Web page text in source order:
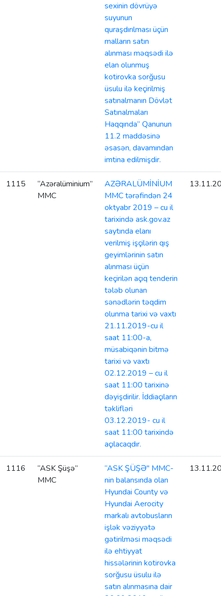
sexinin dövrüyə
suyunun
quraşdırılması üçün
malların satın
alınması məqsədi ilə
elan olunmuş
kotirovka sorğusu
üsulu ilə keçirilmiş
satınalmanın Dövlət
Satınalmaları
Haqqında” Qanunun
11.2 maddəsinə
əsasən, davamından
imtina edilmişdir.
1115
“Azəralüminium”
MMC
AZƏRALÜMİNİUM
MMC tərəfindən 24
oktyabr 2019 – cu il
tarixində ask.gov.az
saytında elanı
verilmiş işçilərin qış
geyimlərinin satın
alınması üçün
keçirilən açıq tenderin
tələb olunan
sənədlərin təqdim
olunma tarixi və vaxtı
21.11.2019-cu il
saat 11:00-a,
müsabiqənin bitmə
tarixi və vaxtı
02.12.2019 – cu il
saat 11:00 tarixinə
dəyişdirilir. İddiaçıların
təklifləri
03.12.2019- cu il
saat 11:00 tarixində
açılacaqdır.
1116
“ASK Şüşə”
MMC
“ASK ŞÜŞƏ" MMC-
nin balansında olan
Hyundai County və
Hyundai Aerocity
markalı avtobusların
işlək vəziyyətə
gətirilməsi məqsədi
ilə ehtiyyat
hissələrinin kotirovka
sorğusu üsulu ilə
satın alınmasına dair